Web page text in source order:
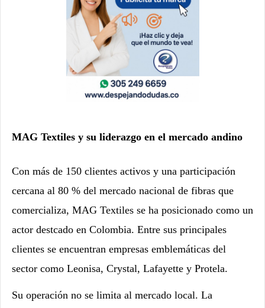
MAG Textiles y su liderazgo en el mercado andino
Con más de 150 clientes activos y una participación
cercana al 80 % del mercado nacional de fibras que
comercializa, MAG Textiles se ha posicionado como un
actor destcado en Colombia. Entre sus principales
clientes se encuentran empresas emblemáticas del
sector como Leonisa, Crystal, Lafayette y Protela.
Su operación no se limita al mercado local. La